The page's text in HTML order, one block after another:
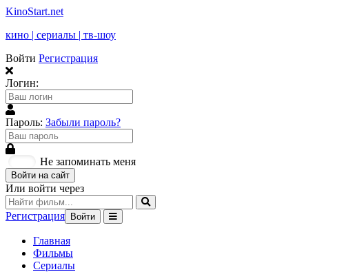
KinoStart.net
кино | сериалы | тв-шоу
Войти Регистрация
Логин:
Пароль: Забыли пароль?
Не запоминать меня
Войти на сайт
Или войти через
Регистрация Войти
Главная
Фильмы
Сериалы